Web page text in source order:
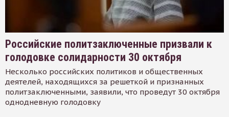
Российские политзаключенные призвали к
голодовке солидарности 30 октября
Несколько российских политиков и общественных
деятелей, находящихся за решеткой и признанных
политзаключенными, заявили, что проведут 30 октября
однодневную голодовку